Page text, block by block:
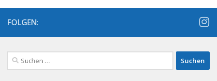
FOLGEN:
Suchen
nach: